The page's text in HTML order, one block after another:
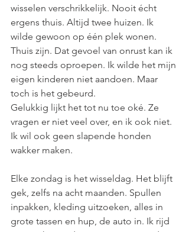
wisselen verschrikkelijk. Nooit écht
ergens thuis. Altijd twee huizen. Ik
wilde gewoon op één plek wonen.
Thuis zijn. Dat gevoel van onrust kan ik
nog steeds oproepen. Ik wilde het mijn
eigen kinderen niet aandoen. Maar
toch is het gebeurd.
Gelukkig lijkt het tot nu toe oké. Ze
vragen er niet veel over, en ik ook niet.
Ik wil ook geen slapende honden
wakker maken.
Elke zondag is het wisseldag. Het blijft
gek, zelfs na acht maanden. Spullen
inpakken, kleding uitzoeken, alles in
grote tassen en hup, de auto in. Ik rijd